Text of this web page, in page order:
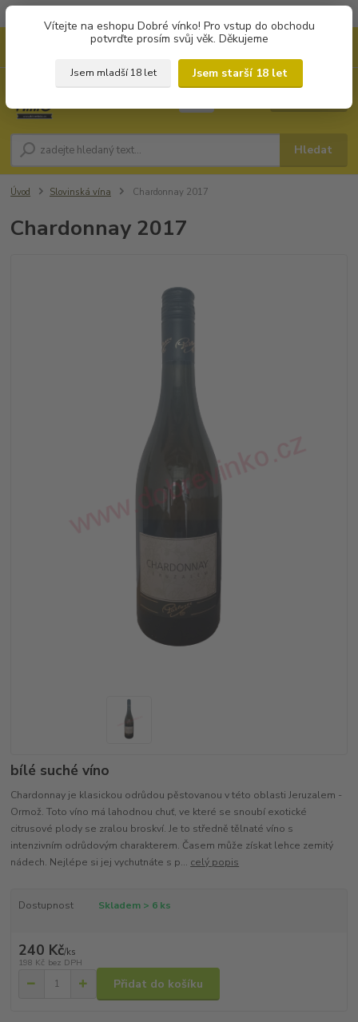
Vítejte na eshopu Dobré vínko! Pro vstup do obchodu
potvrďte prosím svůj věk. Děkujeme
Jsem mladší 18 let
Jsem starší 18 let
Hledat
Úvod Slovinská vína Chardonnay 2017
Chardonnay 2017
bílé suché víno
Chardonnay je klasickou odrůdou pěstovanou v této oblasti Jeruzalem -
Ormož. Toto víno má lahodnou chuť, ve které se snoubí exotické
citrusové plody se zralou broskví. Je to středně tělnaté víno s
intenzivním odrůdovým charakterem. Časem může získat lehce zemitý
nádech. Nejlépe si jej vychutnáte s p... celý popis
Dostupnost Skladem > 6 ks
240 Kč/ks
198 Kč bez DPH
Přidat do košíku